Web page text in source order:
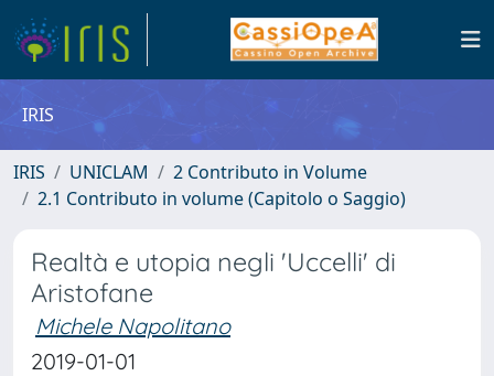
IRIS
IRIS UNICLAM
2 Contributo in Volume
2.1 Contributo in volume (Capitolo o Saggio)
Realtà e utopia negli 'Uccelli' di
Aristofane
Michele Napolitano
2019-01-01